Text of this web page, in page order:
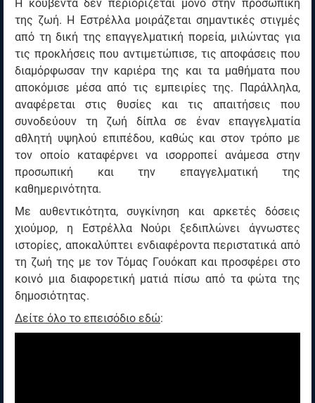
Η κουβέντα δεν περιορίζεται μόνο στην προσωπική
της ζωή. Η Εστρέλλα μοιράζεται σημαντικές στιγμές
από τη δική της επαγγελματική πορεία, μιλώντας για
τις προκλήσεις που αντιμετώπισε, τις αποφάσεις που
διαμόρφωσαν την καριέρα της και τα μαθήματα που
αποκόμισε μέσα από τις εμπειρίες της. Παράλληλα,
αναφέρεται στις θυσίες και τις απαιτήσεις που
συνοδεύουν τη ζωή δίπλα σε έναν επαγγελματία
αθλητή υψηλού επιπέδου, καθώς και στον τρόπο με
τον οποίο καταφέρνει να ισορροπεί ανάμεσα στην
προσωπική και την επαγγελματική της
καθημερινότητα.
Με αυθεντικότητα, συγκίνηση και αρκετές δόσεις
χιούμορ, η Εστρέλλα Νούρι ξεδιπλώνει άγνωστες
ιστορίες, αποκαλύπτει ενδιαφέροντα περιστατικά από
τη ζωή της με τον Τόμας Γουόκαπ και προσφέρει στο
κοινό μια διαφορετική ματιά πίσω από τα φώτα της
δημοσιότητας.
Δείτε όλο το επεισόδιο εδώ: